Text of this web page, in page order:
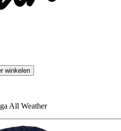
winkelen
All Weather